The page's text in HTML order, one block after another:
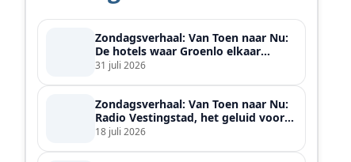
Zondagsverhaal: Van Toen naar Nu:
De hotels waar Groenlo elkaar
ontmoette
31 juli 2026
Zondagsverhaal: Van Toen naar Nu:
Radio Vestingstad, het geluid voor
heel de streek
18 juli 2026